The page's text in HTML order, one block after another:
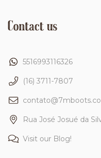
Contact us
5516993116326
(16) 3711-7807
Rua José Josué da
Visit our Blog!